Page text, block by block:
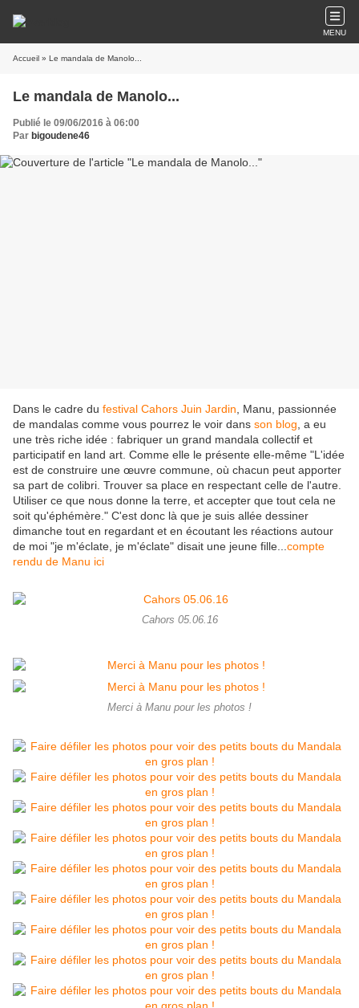
MENU
Accueil » Le mandala de Manolo...
Le mandala de Manolo...
Publié le 09/06/2016 à 06:00
Par bigoudene46
Dans le cadre du festival Cahors Juin Jardin , Manu, passionnée
de mandalas comme vous pourrez le voir dans son blog , a eu
une très riche idée : fabriquer un grand mandala collectif et
participatif en land art. Comme elle le présente elle-même "L'idée
est de construire une œuvre commune, où chacun peut apporter
sa part de colibri. Trouver sa place en respectant celle de l'autre.
Utiliser ce que nous donne la terre, et accepter que tout cela ne
soit qu'éphémère." C'est donc là que je suis allée dessiner
dimanche tout en regardant et en écoutant les réactions autour
de moi "je m'éclate, je m'éclate" disait une jeune fille... compte
rendu de Manu ici
Cahors 05.06.16
Merci à Manu pour les photos !